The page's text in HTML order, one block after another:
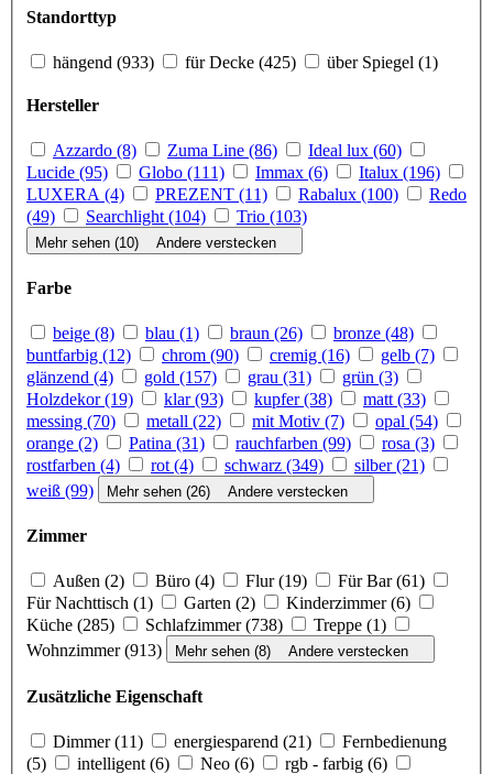
Standorttyp
hängend (933) für Decke (425) über Spiegel (1)
Hersteller
Azzardo (8) Zuma Line (86)
Ideal lux (60)
Lucide (95)
Globo (111) Immax (6)
Italux (196)
LUXERA (4)
PREZENT (11) Rabalux (100)
Redo
(49)
Searchlight (104) Trio (103)
Mehr sehen (10) Andere verstecken
Farbe
beige (8) blau (1) braun (26)
bronze (48)
buntfarbig (12)
chrom (90) cremig (16)
gelb (7)
glänzend (4)
gold (157) grau (31)
grün (3)
Holzdekor (19)
klar (93) kupfer (38)
matt (33)
messing (70)
metall (22) mit Motiv (7)
opal (54)
orange (2)
Patina (31) rauch­far­ben (99)
rosa (3)
rostfarben (4)
rot (4) schwarz (349)
silber (21)
weiß (99)
Mehr sehen (26) Andere verstecken
Zimmer
Außen (2) Büro (4) Flur (19)
Für Bar (61)
Für Nachttisch (1)
Garten (2)
Kinderzimmer (6)
Küche (285)
Schlafzimmer (738)
Treppe (1)
Wohnzimmer (913)
Mehr sehen (8) Andere verstecken
Zusätzliche Eigenschaft
Dimmer (11) ener­gie­spa­rend (21)
Fernbedienung
(5)
intelligent (6) Neo (6)
rgb - farbig (6)